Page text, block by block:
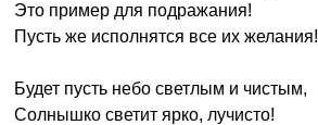
Это пример для подражания!
Пусть же исполнятся все их желания!
Будет пусть небо светлым и чистым,
Солнышко светит ярко, лучисто!